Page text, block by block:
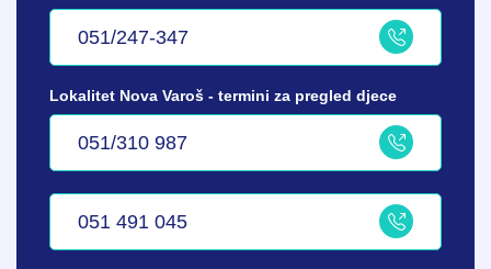
051/247-347
Lokalitet Nova Varoš - termini za pregled djece
051/310 987
051 491 045